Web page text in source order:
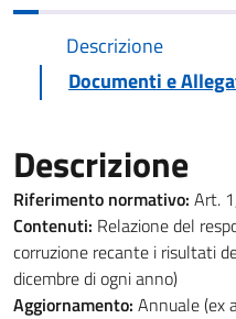
Descrizione
Documenti e
Descrizione
Riferimento normativo: Art.
Contenuti: Relazione del
corruzione recante i risultati
dicembre di ogni anno)
Aggiornamento: Annuale (ex